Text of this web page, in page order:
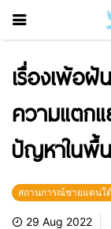
เรื่องเพ้อ
ความแตก
ปัญหาในพื้
สถานการณ์ชายแดนใ
29 Aug 2022